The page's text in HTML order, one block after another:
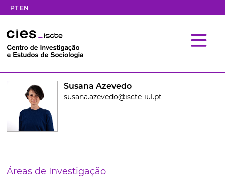
PT EN
Susana Azevedo
susana.azevedo@iscte-iul.pt
Áreas de Investigação